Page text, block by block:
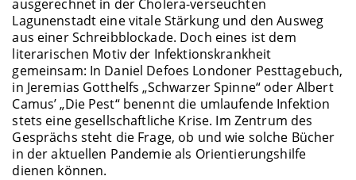
ausgerechnet in der Cholera-verseuchten
Lagunenstadt eine vitale Stärkung und den Ausweg
aus einer Schreibblockade. Doch eines ist dem
literarischen Motiv der Infektionskrankheit
gemeinsam: In Daniel Defoes Londoner Pesttagebuch,
in Jeremias Gotthelfs „Schwarzer Spinne“ oder Albert
Camus’ „Die Pest“ benennt die umlaufende Infektion
stets eine gesellschaftliche Krise. Im Zentrum des
Gesprächs steht die Frage, ob und wie solche Bücher
in der aktuellen Pandemie als Orientierungshilfe
dienen können.